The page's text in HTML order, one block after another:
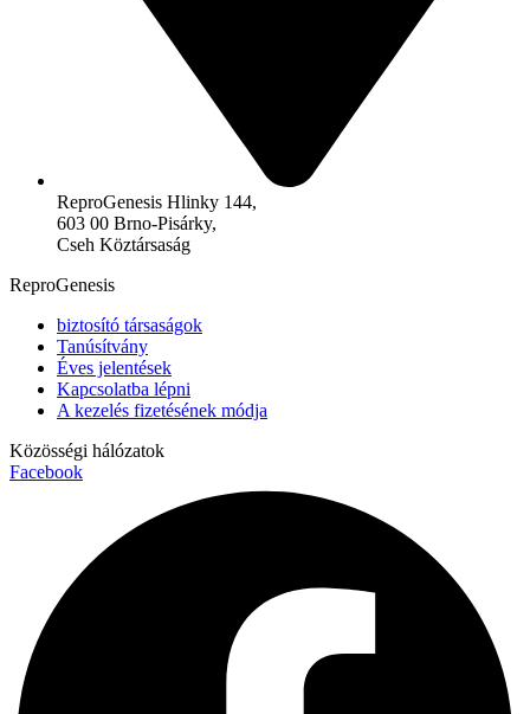
ReproGenesis Hlinky 144,
603 00 Brno-Pisárky,
Cseh Köztársaság
ReproGenesis
biztosító társaságok
Tanúsítvány
Éves jelentések
Kapcsolatba lépni
A kezelés fizetésének módja
Közösségi hálózatok
Facebook